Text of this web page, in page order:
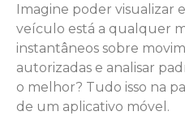
Imagine poder visualizar
veículo está a qualquer
instantâneos sobre
autorizadas e analisar
o melhor? Tudo isso na
de um aplicativo móvel.